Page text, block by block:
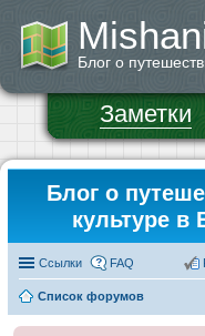
Блог о
Заметки
Блог о
культуре в
Ссылки FAQ
Список форумов